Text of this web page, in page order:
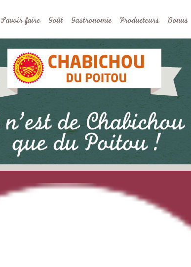
Savoir faire Goût Gastronomie Producteurs Bonus